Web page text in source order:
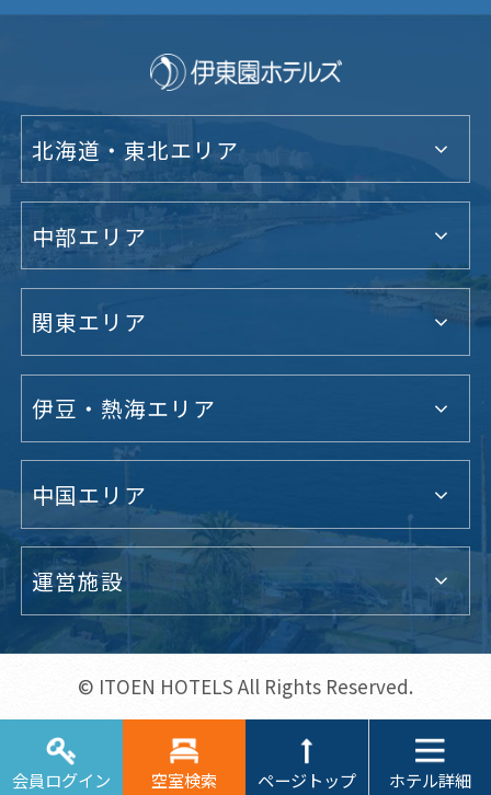
会員ログイン 空室検索 ページトップ ホテル詳細
北海道・東北エリア
中部エリア
関東エリア
伊豆・熱海エリア
中国エリア
運営施設
© ITOEN HOTELS All Rights Reserved.